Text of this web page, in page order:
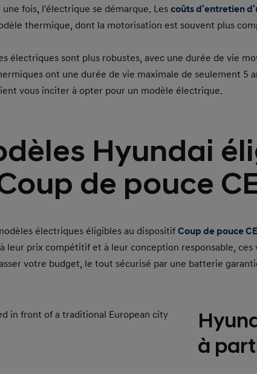
fois, l'électrique se démarque. Lescoûts d'entretien
thermique, dont la motorisation est souvent plus
électriques sont plus robustes, avec une durée de vie
ont une durée de vie maximale de seulement 5
vous inciter à opter pour un modèle électrique.
Hyundai
de pouce
électriques éligibles au dispositif Coup de pouce
à leur prix compétitif et à leur conception responsable,
votre budget, le tout sécurisé par une batterie
à